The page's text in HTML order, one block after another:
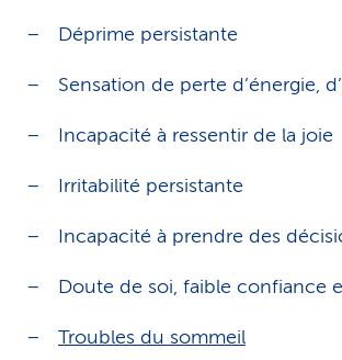
Déprime persistante
Sensation de perte d’énergie, d’
Incapacité à ressentir de la joie
Irritabilité persistante
Incapacité à prendre des
Doute de soi, faible confiance
Troubles du sommeil